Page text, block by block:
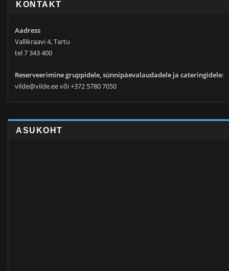
KONTAKT
Aadress
Vallikraavi 4, Tartu
tel 7 343 400
Reserveerimine gruppidele, sünnipäevalaudadele ja cateringidele:
vilde@vilde.ee või +372 5780 7050
ASUKOHT